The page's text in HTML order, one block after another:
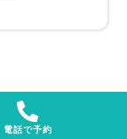
電話で予約